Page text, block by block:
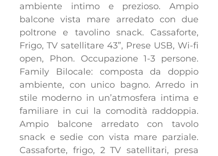
ambiente intimo e prezioso. Ampio
balcone vista mare arredato con due
poltrone e tavolino snack. Cassaforte,
Frigo, TV satellitare 43”, Prese USB, Wi-fi
open, Phon. Occupazione 1-3 persone.
Family Bilocale: composta da doppio
ambiente, con unico bagno. Arredo in
stile moderno in un’atmosfera intima e
familiare in cui la comodità raddoppia.
Ampio balcone arredato con tavolo
snack e sedie con vista mare parziale.
Cassaforte, frigo, 2 TV satellitari, presa